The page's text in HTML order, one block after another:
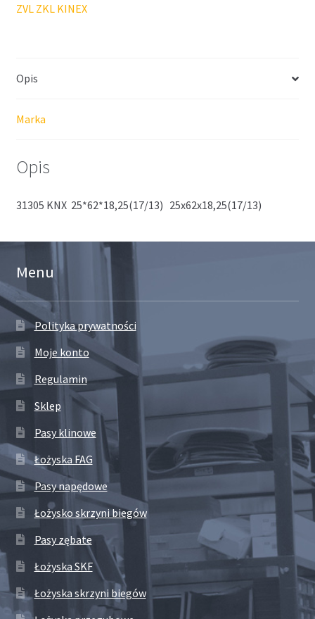
ZVL ZKL KINEX
Opis
Marka
Opis
31305 KNX 25*62*18,25(17/13) 25x62x18,25(17/13)
Menu
Polityka prywatności
Moje konto
Regulamin
Sklep
Pasy klinowe
Łożyska FAG
Pasy napędowe
Łożysko skrzyni biegów
Pasy zębate
Łożyska SKF
Łożyska skrzyni biegów